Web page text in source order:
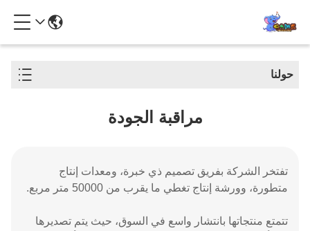
حولنا
مراقبة الجودة
تفتخر الشركة بفريق تصميم ذي خبرة، ومعدات إنتاج
متطورة، وورشة إنتاج تغطي ما يقرب من 50000 متر مربع.
تتمتع منتجاتها بانتشار واسع في السوق، حيث يتم تصديرها